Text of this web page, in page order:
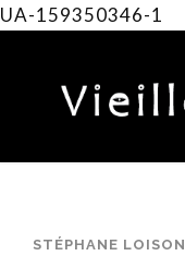
UA-159350346-1
STÉPHANE LOISON